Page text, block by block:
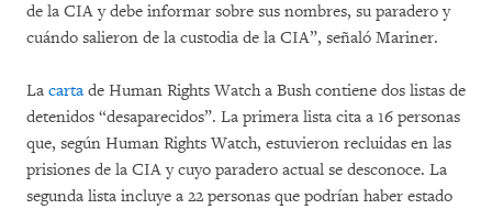
de la CIA y debe informar sobre sus nombres, su paradero y
cuándo salieron de la custodia de la CIA”, señaló Mariner.
La carta de Human Rights Watch a Bush contiene dos listas de
detenidos “desaparecidos”. La primera lista cita a 16 personas
que, según Human Rights Watch, estuvieron recluidas en las
prisiones de la CIA y cuyo paradero actual se desconoce. La
segunda lista incluye a 22 personas que podrían haber estado